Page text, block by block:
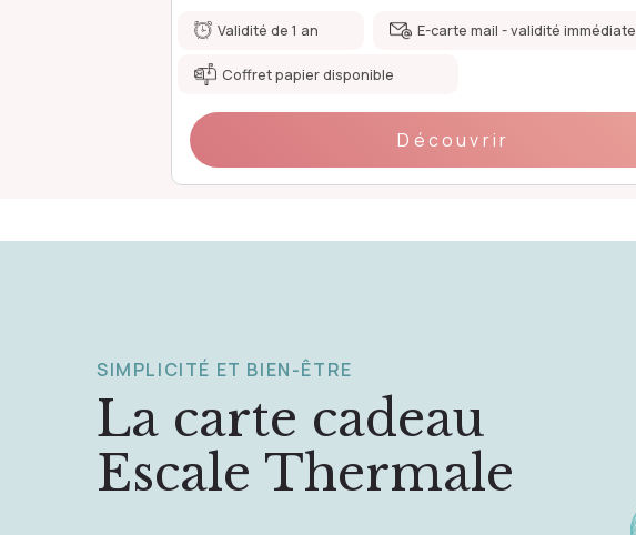
Validité de 1 an E-carte mail - validité immédiate
Coffret papier disponible
Découvrir
SIMPLICITÉ ET BIEN-ÊTRE
La carte cadeau
Escale Thermale